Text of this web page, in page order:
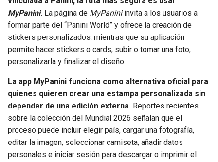
MyPanini. La página de MyPaniniinvita a los usuarios a
formar parte del “Panini World” y ofrece la creación de
stickers personalizados, mientras que su aplicación
permite hacer stickers o cards, subir o tomar una foto,
personalizarla y finalizar el diseño.
La app MyPanini funciona como alternativa oficial para
quienes quieren crear una estampa personalizada sin
depender de una edición externa. Reportes recientes
sobre la colección del Mundial 2026 señalan que el
proceso puede incluir elegir país, cargar una fotografía,
editar la imagen, seleccionar camiseta, añadir datos
personales e iniciar sesión para descargar o imprimir el